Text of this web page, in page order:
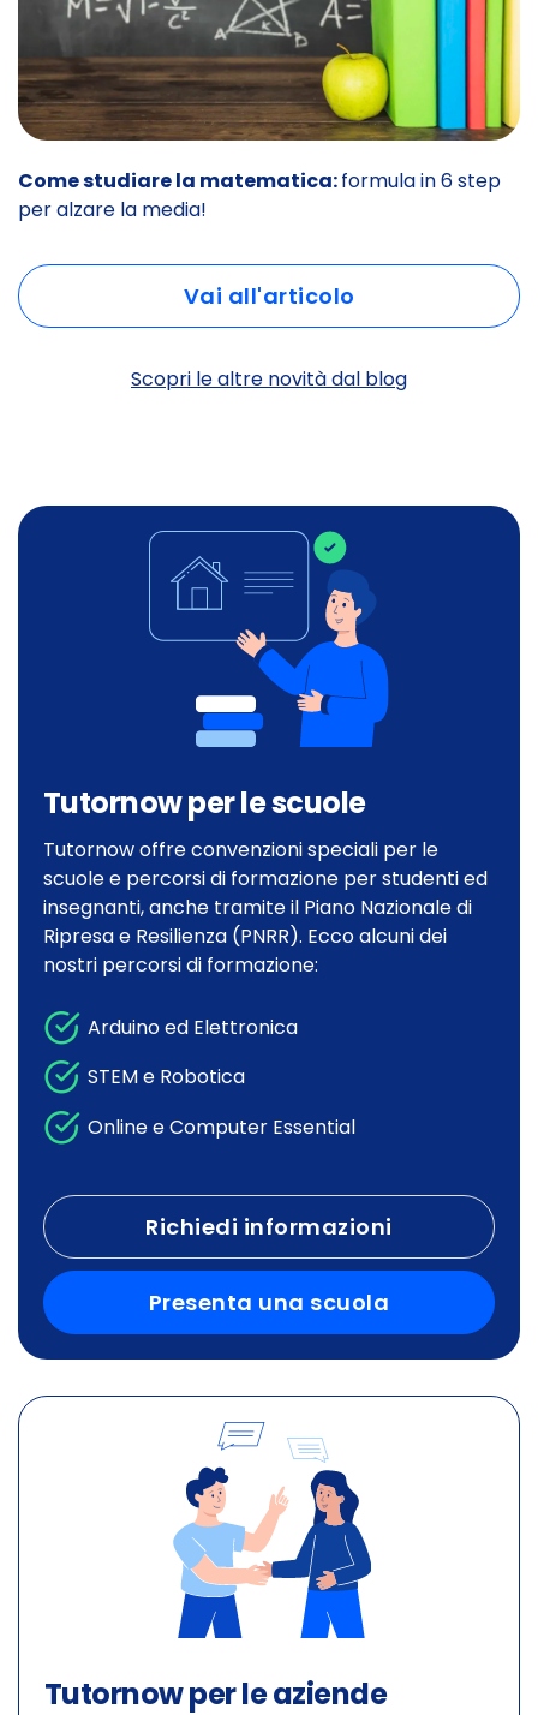
Come studiare la matematica:formula in 6 step
per alzare la media!
Vai all'articolo
Scopri le altre novità dal blog
Tutornow per le scuole
Tutornow offre convenzioni speciali per le
scuole e percorsi di formazione per studenti ed
insegnanti, anche tramite il Piano Nazionale di
Ripresa e Resilienza (PNRR). Ecco alcuni dei
nostri percorsi di formazione:
Arduino ed Elettronica
STEM e Robotica
Online e Computer Essential
Richiedi informazioni
Presenta una scuola
Tutornow per le aziende